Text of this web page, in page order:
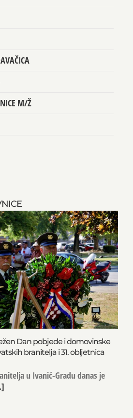
Dan pobjede i domovinske
branitelja i 31. obljetnica
u Ivanić-Gradu danas je
M/Ž